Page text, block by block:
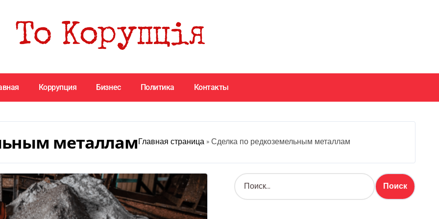
Коррупция Бизнес Политика Контакты
металлам Главная страница» Сделка по редкоземельным металлам
Н
а